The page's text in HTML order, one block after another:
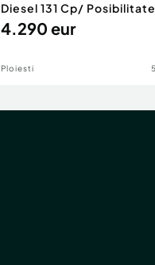
Diesel 131 Cp/
4.290 eur
Ploiesti